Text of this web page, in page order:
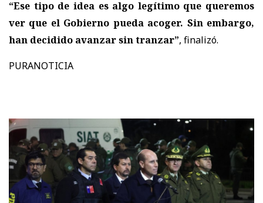
“Ese tipo de idea es algo legítimo que queremos
ver que el Gobierno pueda acoger. Sin embargo,
han decidido avanzar sin tranzar”, finalizó.
PURANOTICIA